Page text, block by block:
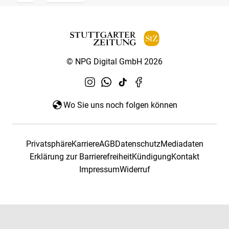
© NPG Digital GmbH 2026
Wo Sie uns noch folgen können
PrivatsphäreKarriereAGBDatenschutzMediadaten
Erklärung zur BarrierefreiheitKündigungKontakt
ImpressumWiderruf